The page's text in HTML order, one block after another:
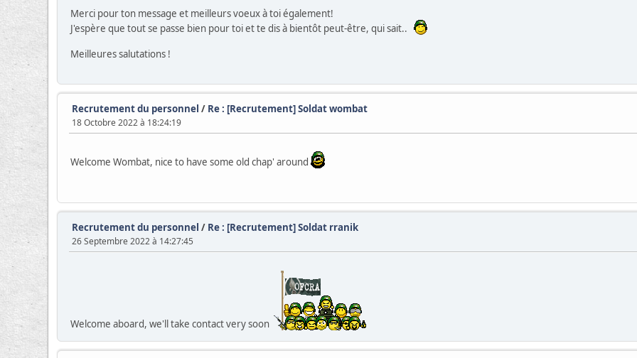
Merci pour ton message et meilleurs voeux à toi également!
J'espère que tout se passe bien pour toi et te dis à bientôt peut-être, qui sait..
Meilleures salutations !
Recrutement du personnel / Re : [Recrutement] Soldat wombat
18 Octobre 2022 à 18:24:19
Welcome Wombat, nice to have some old chap' around
Recrutement du personnel / Re : [Recrutement] Soldat rranik
26 Septembre 2022 à 14:27:45
Welcome aboard, we'll take contact very soon